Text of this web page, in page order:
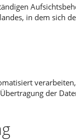
in dem sich
der